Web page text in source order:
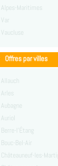
Alpes-Maritimes
Var
Vaucluse
Offres par villes
Allauch
Arles
Aubagne
Auriol
Berre-l'Étang
Bouc-Bel-Air
Châteauneuf-les-